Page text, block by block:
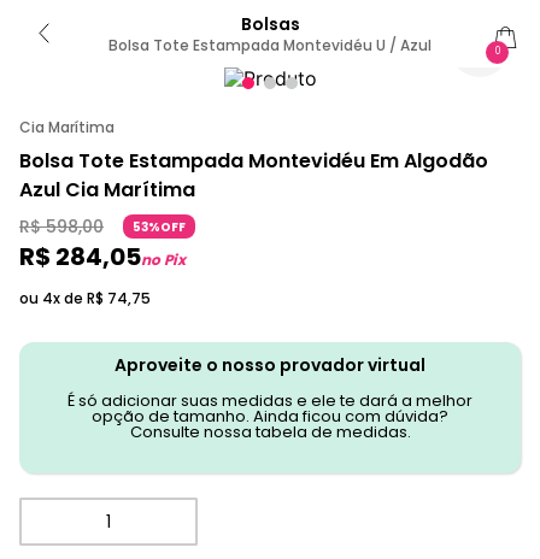
Bolsas
Bolsa Tote Estampada Montevidéu U / Azul 0
Cia Marítima
Bolsa Tote Estampada Montevidéu Em Algodão
Azul Cia Marítima
R$ 598,00 53%OFF
R$ 284,05no Pix
ou 4x de R$ 74,75
Aproveite o nosso provador virtual
É só adicionar suas medidas e ele te dará a melhor
opção de tamanho. Ainda ficou com dúvida?
Consulte nossa tabela de medidas.